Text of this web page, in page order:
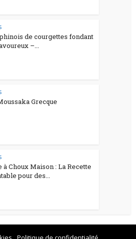
de courgettes fondant
–...
Grecque
à Choux Maison : La Recette
pour des...